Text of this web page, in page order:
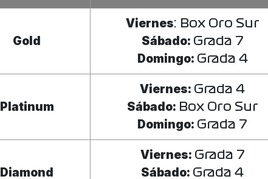
Gold
Viernes: Box Oro Sur
Sábado: Grada 7
Domingo: Grada 4
Platinum
Viernes: Grada 4
Sábado: Box Oro Sur
Domingo: Grada 7
Diamond
Viernes: Grada 7
Sábado: Grada 4